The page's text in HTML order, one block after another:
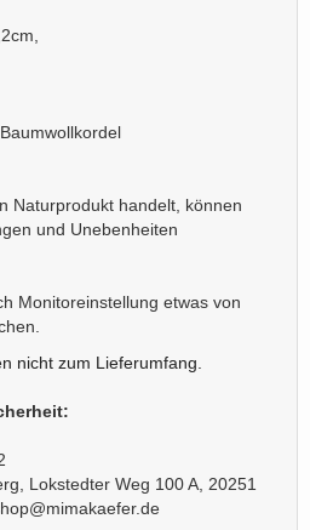
Naturprodukt handelt, können
und Unebenheiten
Monitoreinstellung etwas von
nicht zum Lieferumfang.
Lokstedter Weg 100 A, 20251